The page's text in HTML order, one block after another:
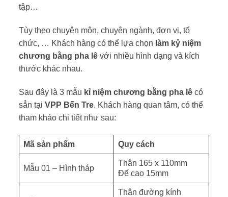
tập…
Tùy theo chuyên môn, chuyên ngành, đơn vị, tổ
chức, … Khách hàng có thể lựa chọn làm kỷ niệm
chương bằng pha lêvới nhiều hình dạng và kích
thước khác nhau.
Sau đây là 3 mẫu kỉ niệm chương bằng pha lê có
sẳn tại VPP Bến Tre. Khách hàng quan tâm, có thể
tham khảo chi tiết như sau:
Mã sản phẩm Quy cách
Mẫu 01 – Hình tháp
Thân 165 x 110mm
Đế cao 15mm
Thân đường kính